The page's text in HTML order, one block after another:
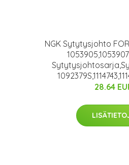
NGK Sytytysjohto
28.64